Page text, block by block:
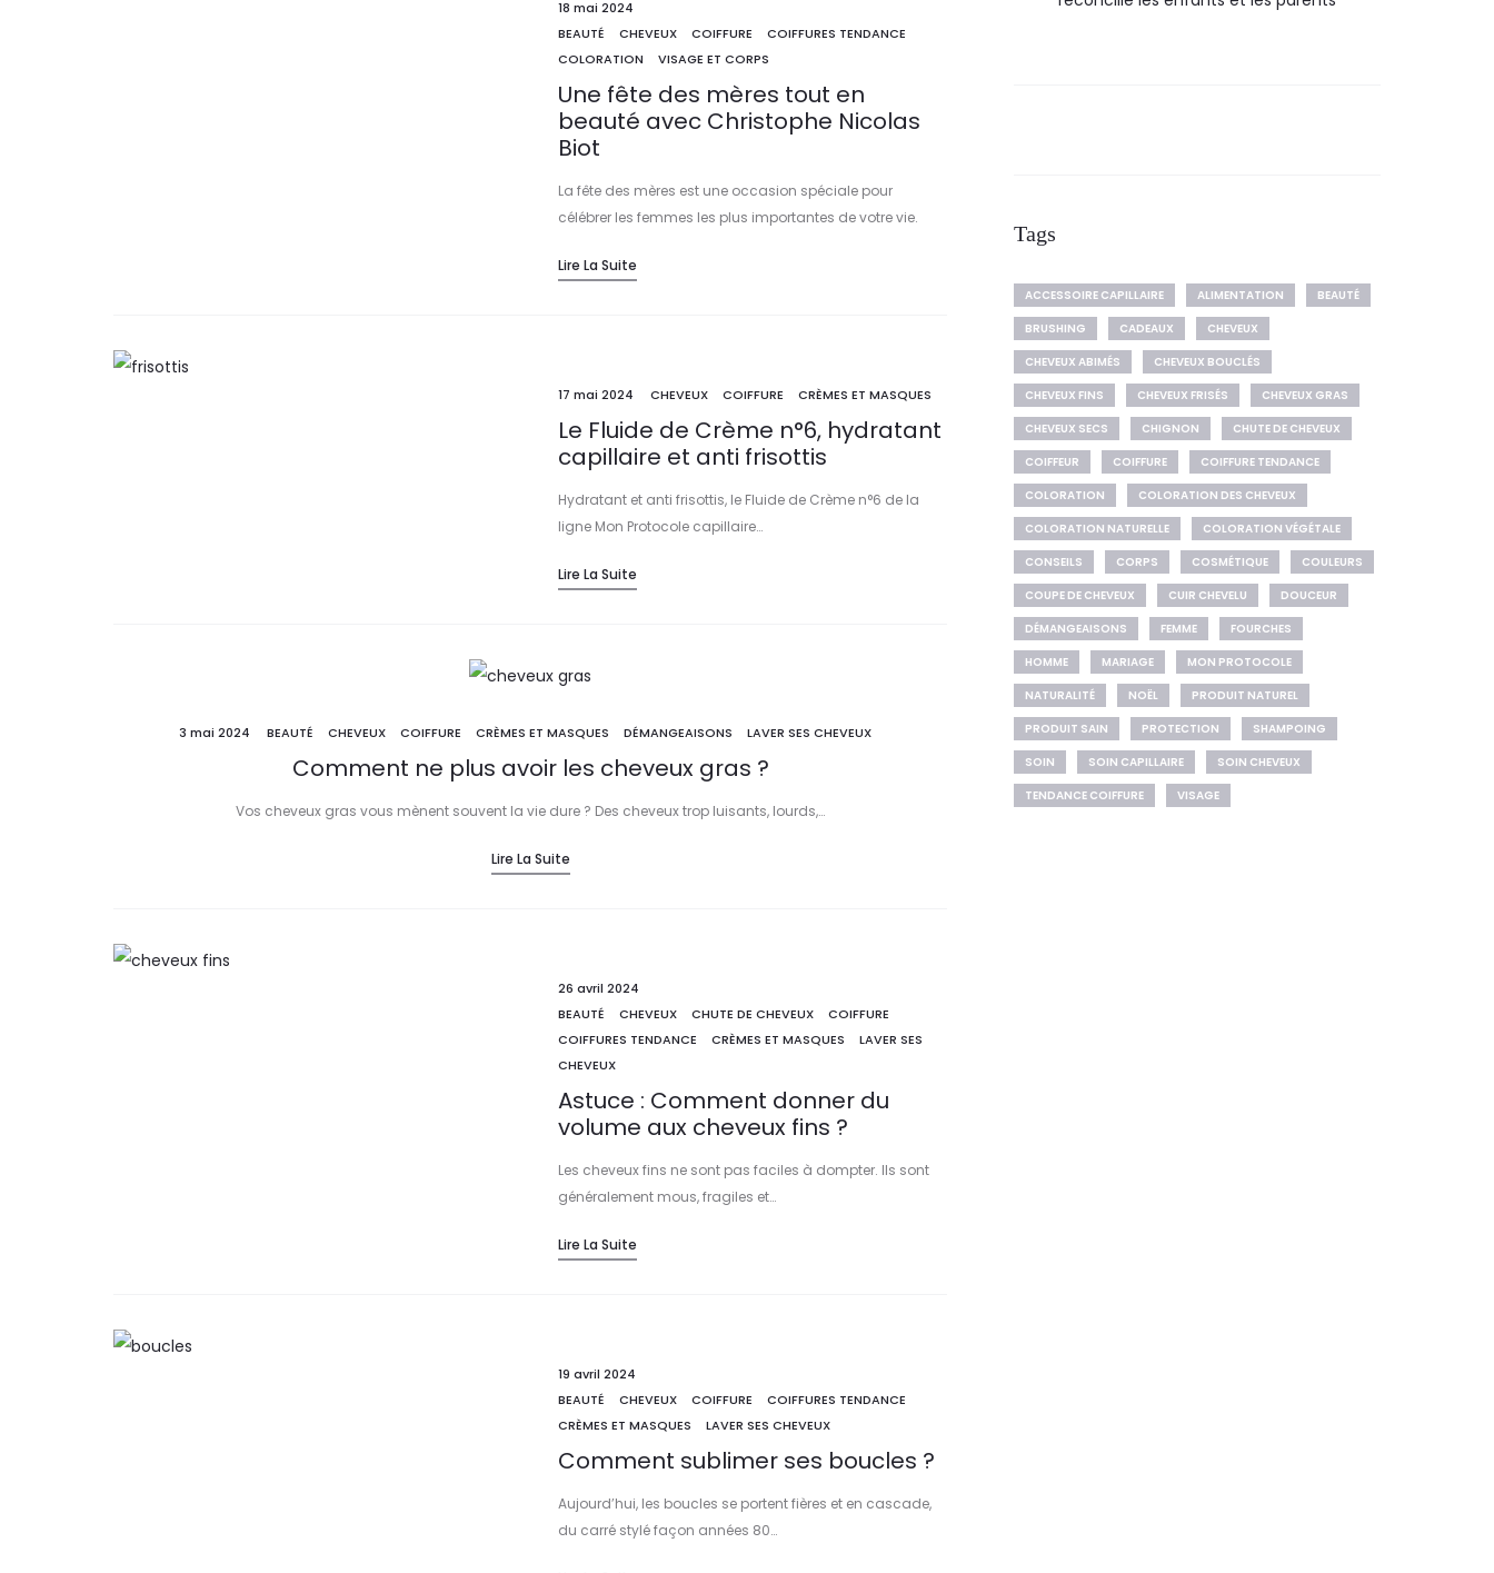
18 mai 2024
BEAUTÉ
CHEVEUX COIFFURE
COIFFURES TENDANCE
COLORATION
VISAGE ET CORPS
Une fête des mères tout en
beauté avec Christophe Nicolas
Biot
La fête des mères est une occasion spéciale pour
célébrer les femmes les plus importantes de votre vie.
beauté bien méritée pour cette occasion spéciale ? Les
Lire La Suite
17 mai 2024 CHEVEUX COIFFURE CRÈMES ET MASQUES
Le Fluide de Crème n°6, hydratant
capillaire et anti frisottis
Hydratant et anti frisottis, le Fluide de Crème n°6 de la
ligne Mon Protocole capillaire…
Lire La Suite
3 mai 2024 BEAUTÉ CHEVEUX COIFFURE CRÈMES ET MASQUES DÉMANGEAISONS LAVER SES CHEVEUX
Comment ne plus avoir les cheveux gras ?
Vos cheveux gras vous mènent souvent la vie dure ? Des cheveux trop luisants, lourds,…
Lire La Suite
26 avril 2024
BEAUTÉ
CHEVEUX CHUTE DE CHEVEUX
COIFFURE
COIFFURES TENDANCE
CRÈMES ET MASQUES
LAVER SES
CHEVEUX
Astuce : Comment donner du
volume aux cheveux fins ?
Les cheveux fins ne sont pas faciles à dompter. Ils sont
généralement mous, fragiles et…
Lire La Suite
19 avril 2024
BEAUTÉ
CHEVEUX COIFFURE
COIFFURES TENDANCE
CRÈMES ET MASQUES
LAVER SES CHEVEUX
Comment sublimer ses boucles ?
Aujourd’hui, les boucles se portent fières et en cascade,
du carré stylé façon années 80…
Tags
ACCESSOIRE CAPILLAIRE ALIMENTATION
BEAUTÉ
BRUSHING
CADEAUX
CHEVEUX
CHEVEUX ABIMÉS
CHEVEUX BOUCLÉS
CHEVEUX FINS
CHEVEUX FRISÉS
CHEVEUX GRAS
CHEVEUX SECS
CHIGNON
CHUTE DE CHEVEUX
COIFFEUR
COIFFURE
COIFFURE TENDANCE
COLORATION
COLORATION DES CHEVEUX
COLORATION NATURELLE
COLORATION VÉGÉTALE
CONSEILS
CORPS COSMÉTIQUE
COULEURS
COUPE DE CHEVEUX
CUIR CHEVELU
DOUCEUR
DÉMANGEAISONS
FEMME
FOURCHES
HOMME
MARIAGE
MON PROTOCOLE
NATURALITÉ
NOËL
PRODUIT NATUREL
PRODUIT SAIN
PROTECTION
SHAMPOING
SOIN
SOIN CAPILLAIRE
SOIN CHEVEUX
TENDANCE COIFFURE
VISAGE